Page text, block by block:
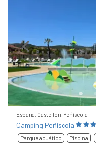
Previous
España, Castellón, Peñíscola
Camping Peñíscola
Parque acuático Piscina